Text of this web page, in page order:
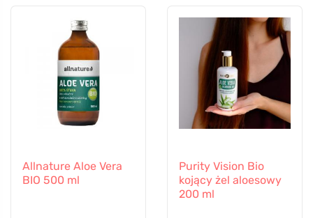
Allnature Aloe Vera
BIO 500 ml
Purity Vision Bio
kojący żel aloesowy
200 ml